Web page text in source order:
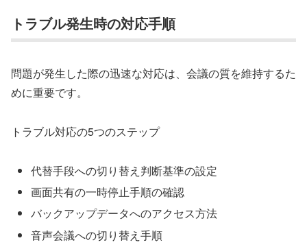
トラブル発生時の対応手順
問題が発生した際の迅速な対応は、会議の質を維持するた
めに重要です。
トラブル対応の5つのステップ
代替手段への切り替え判断基準の設定
画面共有の一時停止手順の確認
バックアップデータへのアクセス方法
音声会議への切り替え手順